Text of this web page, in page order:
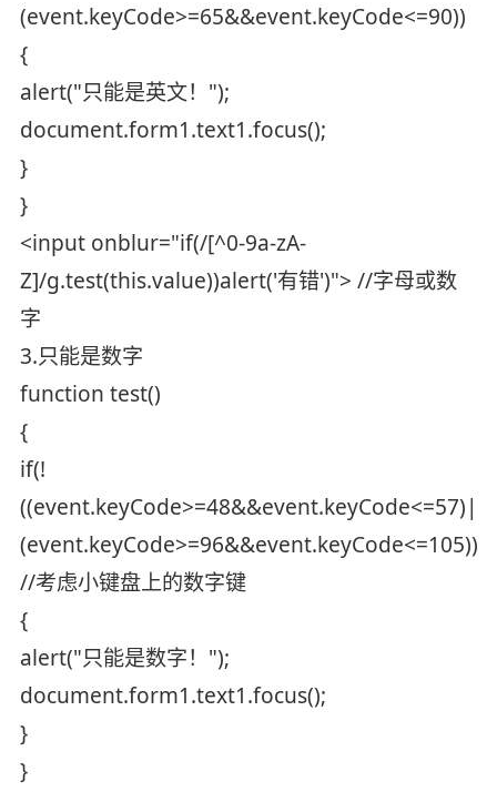
(event.keyCode>=65&&event.keyCode<=90))
{
alert("只能是英文！");
document.form1.text1.focus();
}
}
<input onblur="if(/[^0-9a-zA-
Z]/g.test(this.value))alert('有错')"> //字母或数
字
3.只能是数字
function test()
{
if(!
((event.keyCode>=48&&event.keyCode<=57)||
(event.keyCode>=96&&event.keyCode<=105)))
//考虑小键盘上的数字键
{
alert("只能是数字！");
document.form1.text1.focus();
}
}